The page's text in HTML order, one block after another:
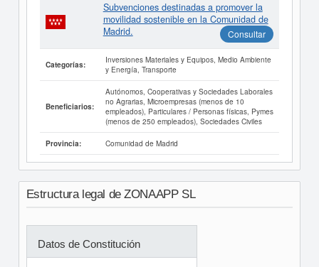
Subvenciones destinadas a promover la
movilidad sostenible en la Comunidad de
Madrid.
Consultar
Categorías:
Inversiones Materiales y Equipos, Medio Ambiente
y Energía, Transporte
Beneficiarios:
Autónomos, Cooperativas y Sociedades Laborales
no Agrarias, Microempresas (menos de 10
empleados), Particulares / Personas físicas, Pymes
(menos de 250 empleados), Sociedades Civiles
Provincia: Comunidad de Madrid
Estructura legal de ZONAAPP SL
Datos de Constitución